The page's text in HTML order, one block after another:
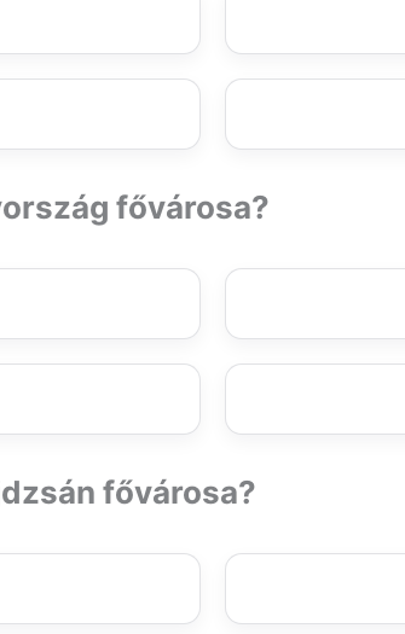
fővárosa?
fővárosa?